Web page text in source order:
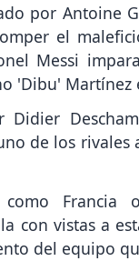
por Antoine
el
Messi
'Dibu' Martínez
de los rivales
Francia
con vistas a
del equipo